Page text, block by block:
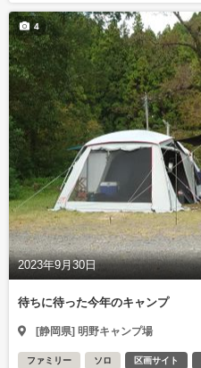
2023年9月30日
4
待ちに待った今年のキャンプ
[静岡県] 明野キャンプ場
ファミリー ソロ 区画サイト